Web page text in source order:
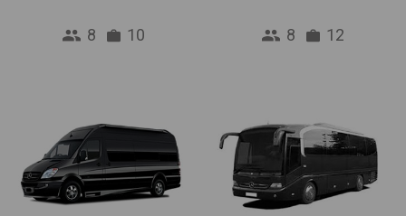
8 10 8 12